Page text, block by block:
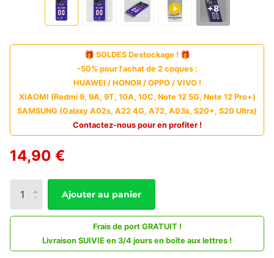
+8
🎁 SOLDES Destockage ! 🎁
-50% pour l'achat de 2 coques :
HUAWEI / HONOR / OPPO / VIVO !
XIAOMI (Redmi 9, 9A, 9T, 10A, 10C, Note 12 5G, Note 12 Pro+)
SAMSUNG (Galaxy A02s, A22 4G, A72, A03s, S20+, S20 Ultra)
Contactez-nous pour en profiter !
14,90 €
Ajouter au panier
Frais de port GRATUIT !
Livraison SUIVIE en 3/4 jours en boîte aux lettres !